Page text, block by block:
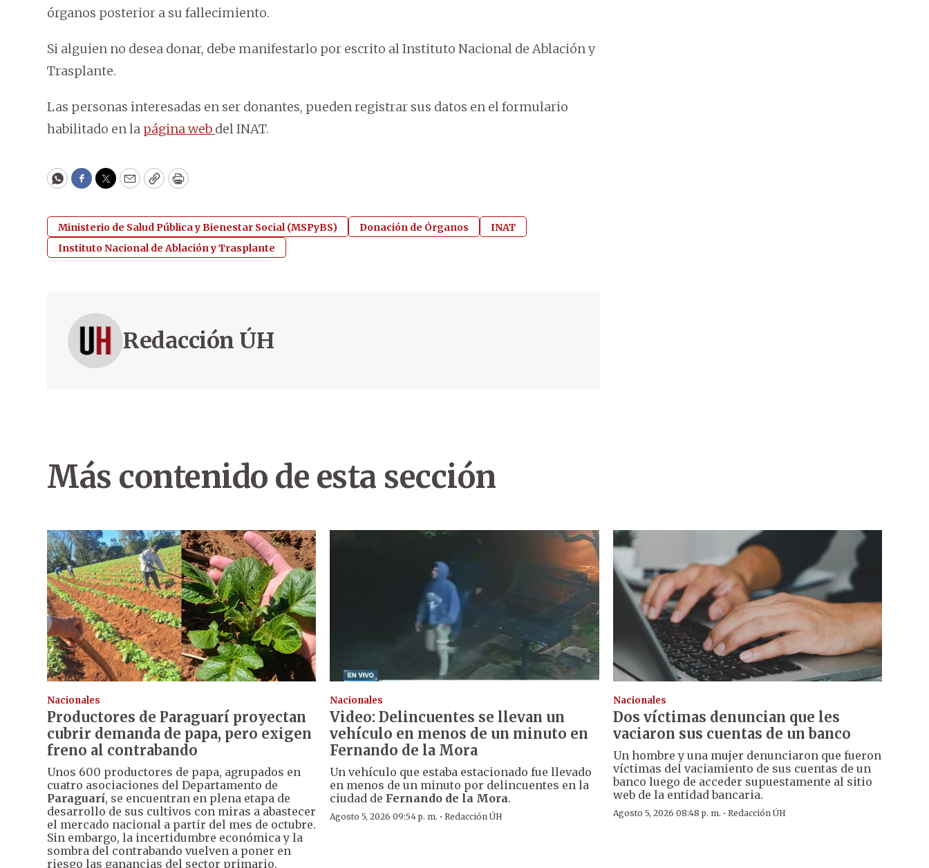
órganos posterior a su fallecimiento.
Si alguien no desea donar, debe manifestarlo por escrito al Instituto Nacional de Ablación y
Trasplante.
Las personas interesadas en ser donantes, pueden registrar sus datos en el formulario
habilitado en la página web del INAT.
WhatsApp
Facebook
Twitter
EmailCopyPrint
Ministerio de Salud Pública y Bienestar Social (MSPyBS) Donación de Órganos
INAT
Instituto Nacional de Ablación y Trasplante
Redacción ÚH
Más contenido de esta sección
Nacionales
Productores de Paraguarí proyectan
cubrir demanda de papa, pero exigen
freno al contrabando
Unos 600 productores de papa, agrupados en
cuatro asociaciones del Departamento de
Paraguarí, se encuentran en plena etapa de
desarrollo de sus cultivos con miras a abastecer
el mercado nacional a partir del mes de octubre.
Sin embargo, la incertidumbre económica y la
sombra del contrabando vuelven a poner en
riesgo las ganancias del sector primario.
Nacionales
Video: Delincuentes se llevan un
vehículo en menos de un minuto en
Fernando de la Mora
Un vehículo que estaba estacionado fue llevado
en menos de un minuto por delincuentes en la
ciudad de Fernando de la Mora.
Agosto 5, 2026 09:54 p. m. ·Redacción ÚH
Nacionales
Dos víctimas denuncian que les
vaciaron sus cuentas de un banco
Un hombre y una mujer denunciaron que fueron
víctimas del vaciamiento de sus cuentas de un
banco luego de acceder supuestamente al sitio
web de la entidad bancaria.
Agosto 5, 2026 08:48 p. m. · Redacción ÚH